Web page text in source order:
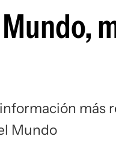
más
Mundo